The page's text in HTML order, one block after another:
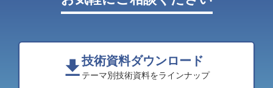
技術資料ダウンロード
テーマ別技術資料をラインナップ